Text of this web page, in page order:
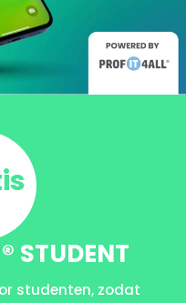
STUDENT
studenten, zodat